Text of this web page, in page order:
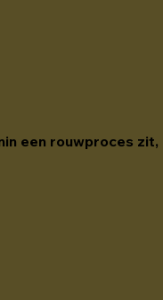
een rouwproces